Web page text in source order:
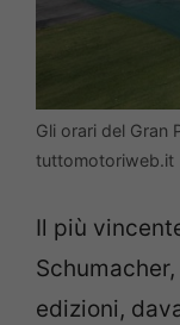
Gli orari del Gran
tuttomotoriweb.it
Il più
edizioni,